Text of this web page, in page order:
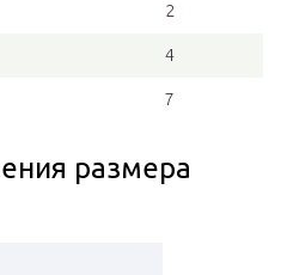
2
4
7
размера